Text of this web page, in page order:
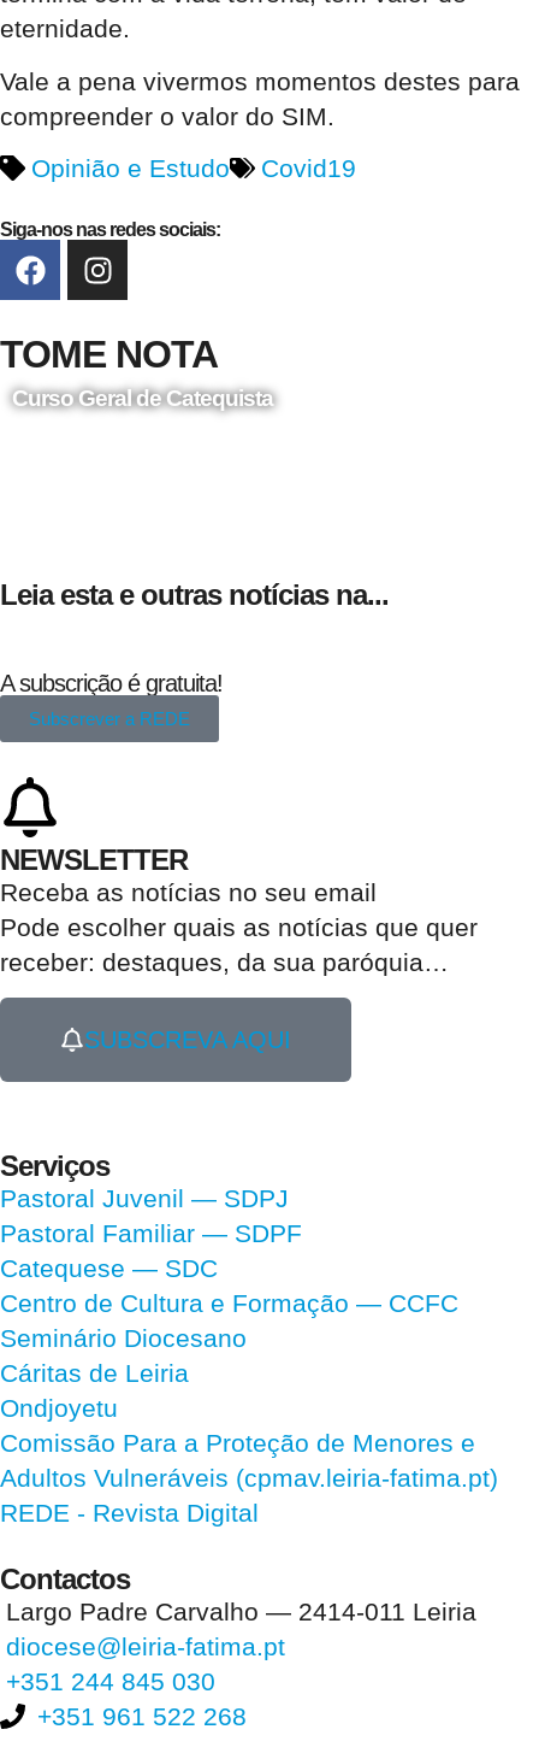
eternidade.
Vale a pena vivermos momentos destes para
compreender o valor do SIM.
Opinião e Estudo
Covid19
Siga-nos nas redes sociais:
TOME NOTA
Curso Geral de Catequista
Leia esta e outras notícias na...
A subscrição é gratuita!
Subscrever a REDE
NEWSLETTER
Receba as notícias no seu email​
Pode escolher quais as notícias que quer
receber: destaques, da sua paróquia…
SUBSCREVA AQUI
Serviços
Pastoral Juvenil — SDPJ
Pastoral Familiar — SDPF
Catequese — SDC
Centro de Cultura e Formação — CCFC
Seminário Diocesano
Cáritas de Leiria
Ondjoyetu
Comissão Para a Proteção de Menores e
Adultos Vulneráveis (cpmav.leiria-fatima.pt)
REDE - Revista Digital
Contactos
Largo Padre Carvalho — 2414-011 Leiria
diocese@leiria-fatima.pt
+351 244 845 030
+351 961 522 268